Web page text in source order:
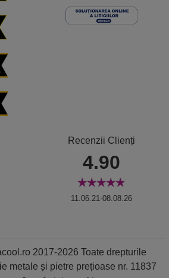
Recenzii Clienți
4.90
11.06.21-08.08.26
2017-2026 Toate drepturile
metale și pietre prețioase nr. 11837